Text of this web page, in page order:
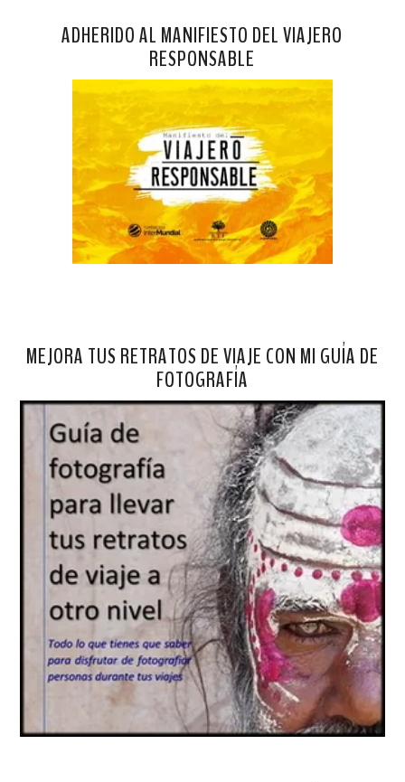
ADHERIDO AL MANIFIESTO DEL VIAJERO
RESPONSABLE
MEJORA TUS RETRATOS DE VIAJE CON MI GUÍA DE
FOTOGRAFÍA